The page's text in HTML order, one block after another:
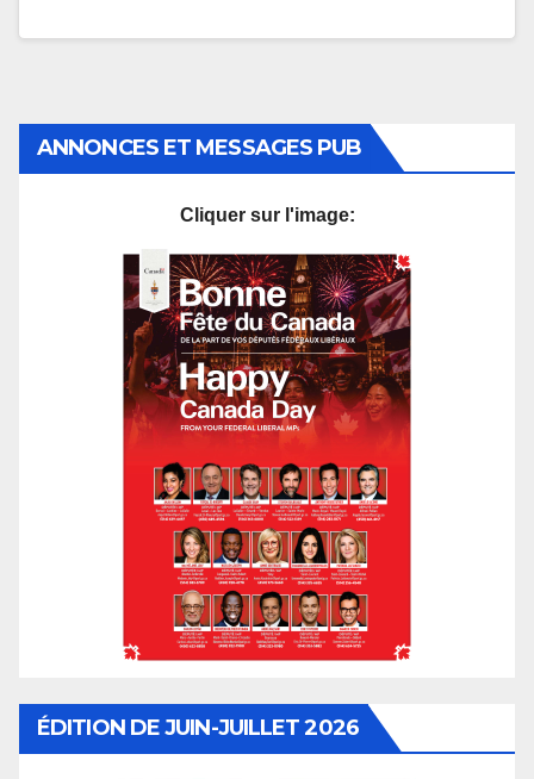
ANNONCES ET MESSAGES PUB
Cliquer sur l'image:
ÉDITION DE JUIN-JUILLET 2026